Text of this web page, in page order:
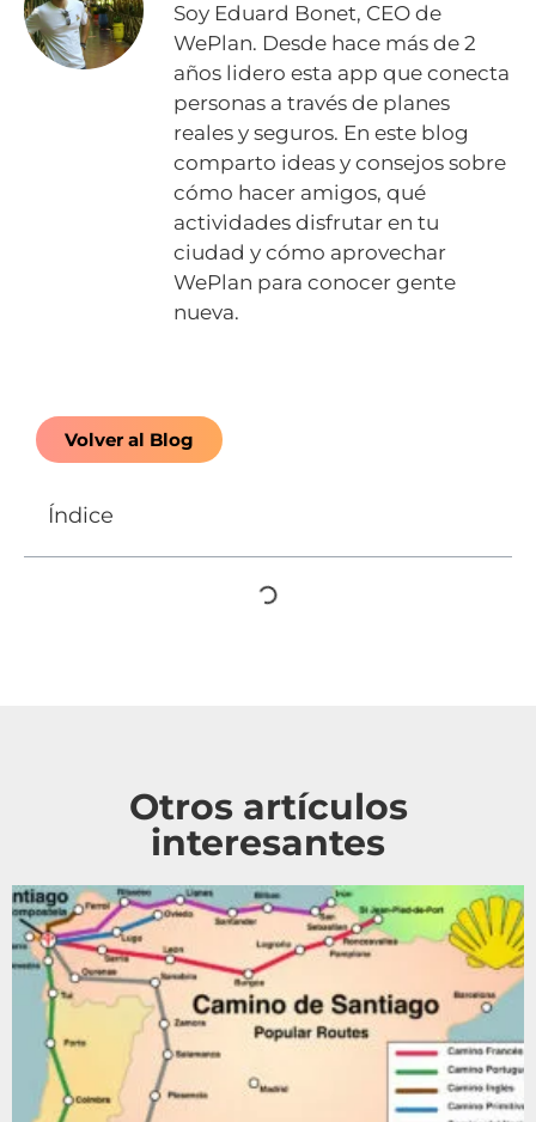
Soy Eduard Bonet, CEO de
WePlan. Desde hace más de 2
años lidero esta app que conecta
personas a través de planes
reales y seguros. En este blog
comparto ideas y consejos sobre
cómo hacer amigos, qué
actividades disfrutar en tu
ciudad y cómo aprovechar
WePlan para conocer gente
nueva.
Volver al Blog
Índice
Otros artículos
interesantes